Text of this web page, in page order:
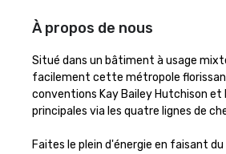
À propos de nous
Situé dans un bâtiment à usage
facilement cette métropole
conventions Kay Bailey Hutchison et
principales via les quatre lignes de
Faites le plein d'énergie en faisant